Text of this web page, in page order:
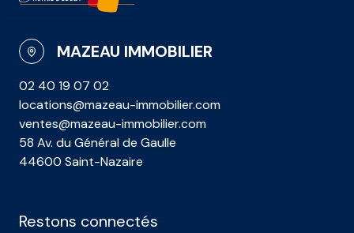
MAZEAU IMMOBILIER
02 40 19 07 02
locations@mazeau-immobilier.com
ventes@mazeau-immobilier.com
58 Av. du Général de Gaulle
44600 Saint-Nazaire
Restons connectés